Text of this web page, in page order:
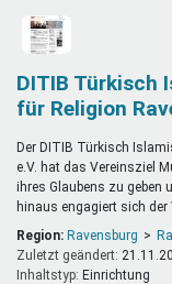
DITIB Türkisch
für Religion
Der DITIB Türkisch
e.V. hat das Vereinsziel
ihres Glaubens zu geben
hinaus engagiert sich der
Region: Ravensburg
Zuletzt geändert:
Inhaltstyp:
einrichtung